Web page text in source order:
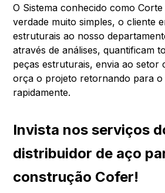
O Sistema conhecido como
verdade muito simples, o cliente
estruturais ao nosso
através de análises, quantificam
peças estruturais, envia ao setor
orça o projeto retornando para o
rapidamente.
Invista nos serviços
distribuidor de aço
construção Cofer!